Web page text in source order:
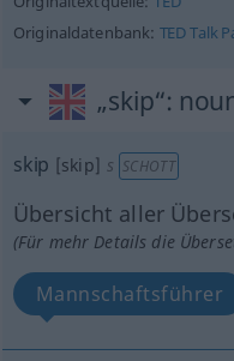
Originaldatenbank: TED Talk
„skip“:
skip [skip] s SCHOTT
Übersicht aller
(Für mehr Details die
Mannschaftsführer